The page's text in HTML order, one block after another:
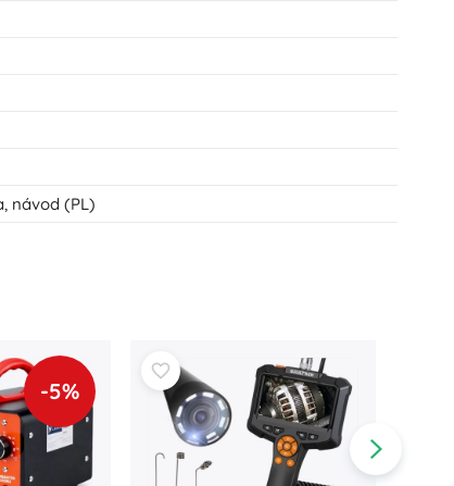
návod (PL)
-5%